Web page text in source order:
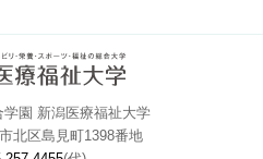
園 新潟医療福祉大学
北区島見町1398番地